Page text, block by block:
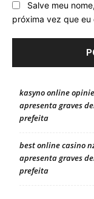
Salve meu
próxima vez que eu
kasyno online opinie
apresenta graves
prefeita
best online casino
apresenta graves
prefeita